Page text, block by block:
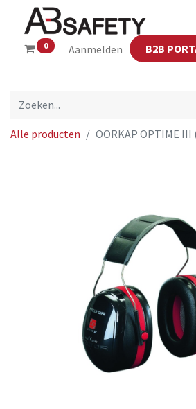
0 Aanmelden B2B
Alle producten OORKAP OPTIME III